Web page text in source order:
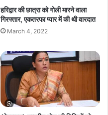
हरिद्वार की छात्रा को गोली मारने वाला
गिरफ्तार, एकतरफा प्यार में की थी वारदात
March 4, 2022